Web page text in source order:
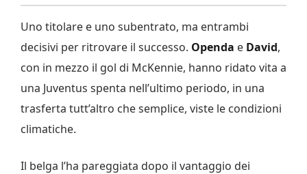
Uno titolare e uno subentrato, ma entrambi
decisivi per ritrovare il successo. Openda e David,
con in mezzo il gol di McKennie, hanno ridato vita a
una Juventus spenta nell’ultimo periodo, in una
trasferta tutt’altro che semplice, viste le condizioni
climatiche.
Il belga l’ha pareggiata dopo il vantaggio dei